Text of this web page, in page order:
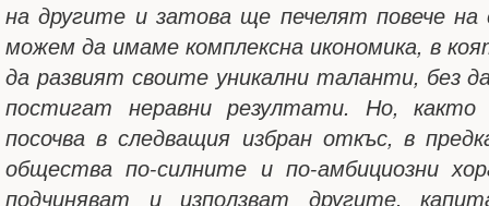
на другите и затова ще печелят повече на
можем да имаме комплексна икономика, в
да развият своите уникални таланти, без
постигат неравни резултати. Но,
посочва в следващия избран откъс, в
общества по-силните и по-амбициозни
подчиняват и използват другите,